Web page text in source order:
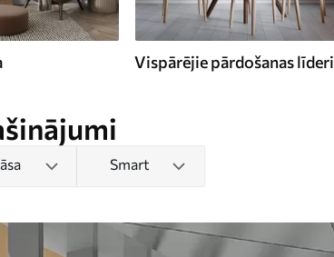
Vispārējie pārdošanas līderi
Smart